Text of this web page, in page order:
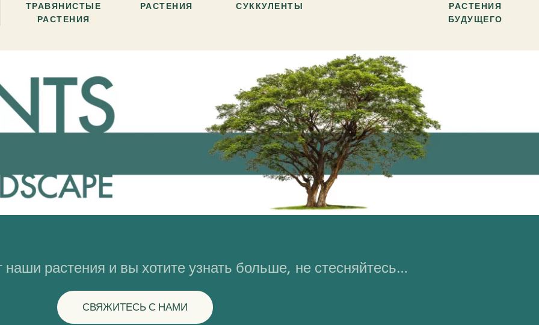
ТРАВЯНИСТЫЕ
РАСТЕНИЯ
РАСТЕНИЯ
СУККУЛЕНТЫ
РАСТЕНИЯ
БУДУЩЕГО
растения и вы хотите узнать больше, не стесняйтесь…
СВЯЖИТЕСЬ С НАМИ